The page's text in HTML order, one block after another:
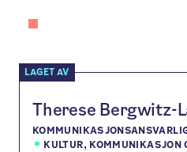
LAGET AV
Therese Bergwitz-
KULTUR, KOMMUNIKASJON